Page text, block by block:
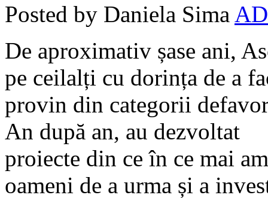
Posted by Daniela Sima
De aproximativ șase ani,
pe ceilalți cu dorința de a
provin din categorii
An după an, au dezvoltat
proiecte din ce în ce mai
oameni de a urma și a